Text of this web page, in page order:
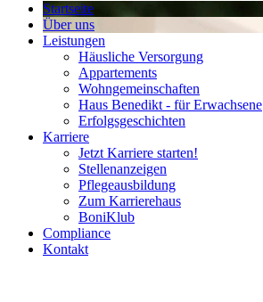
Startseite
Über uns
Leistungen
Häusliche Versorgung
Appartements
Wohngemeinschaften
Haus Benedikt - für Erwachsene
Erfolgsgeschichten
Karriere
Jetzt Karriere starten!
Stellenanzeigen
Pflegeausbildung
Zum Karrierehaus
BoniKlub
Compliance
Kontakt